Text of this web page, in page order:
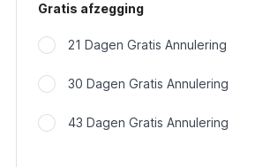
Gratis afzegging
21 Dagen Gratis Annulering
30 Dagen Gratis Annulering
43 Dagen Gratis Annulering